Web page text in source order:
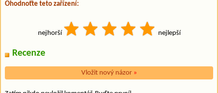
Ohodnoťte teto zařízení:
nejhorší nejlepší
Recenze
Vložit nový názor »